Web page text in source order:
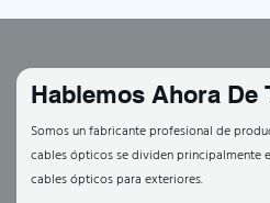
Hablemos Ahora De
Somos un fabricante profesional de
cables ópticos se dividen principalmente
cables ópticos para exteriores.